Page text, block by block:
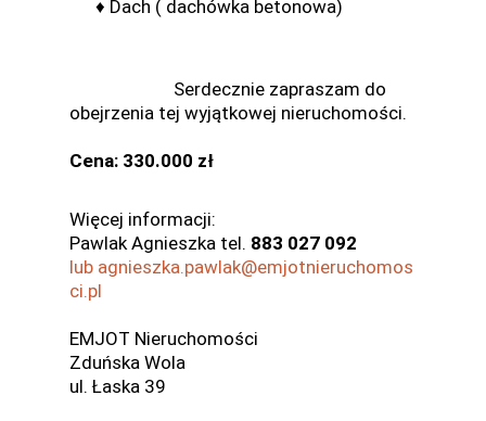
♦ Dach ( dachówka betonowa)
Serdecznie zapraszam do
obejrzenia tej wyjątkowej nieruchomości.
Cena: 330.000 zł
Więcej informacji:
Pawlak Agnieszka tel. 883 027 092
lub agnieszka.pawlak@emjotnieruchomos
ci.pl
EMJOT Nieruchomości
Zduńska Wola
ul. Łaska 39